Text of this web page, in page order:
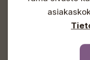
Sundin